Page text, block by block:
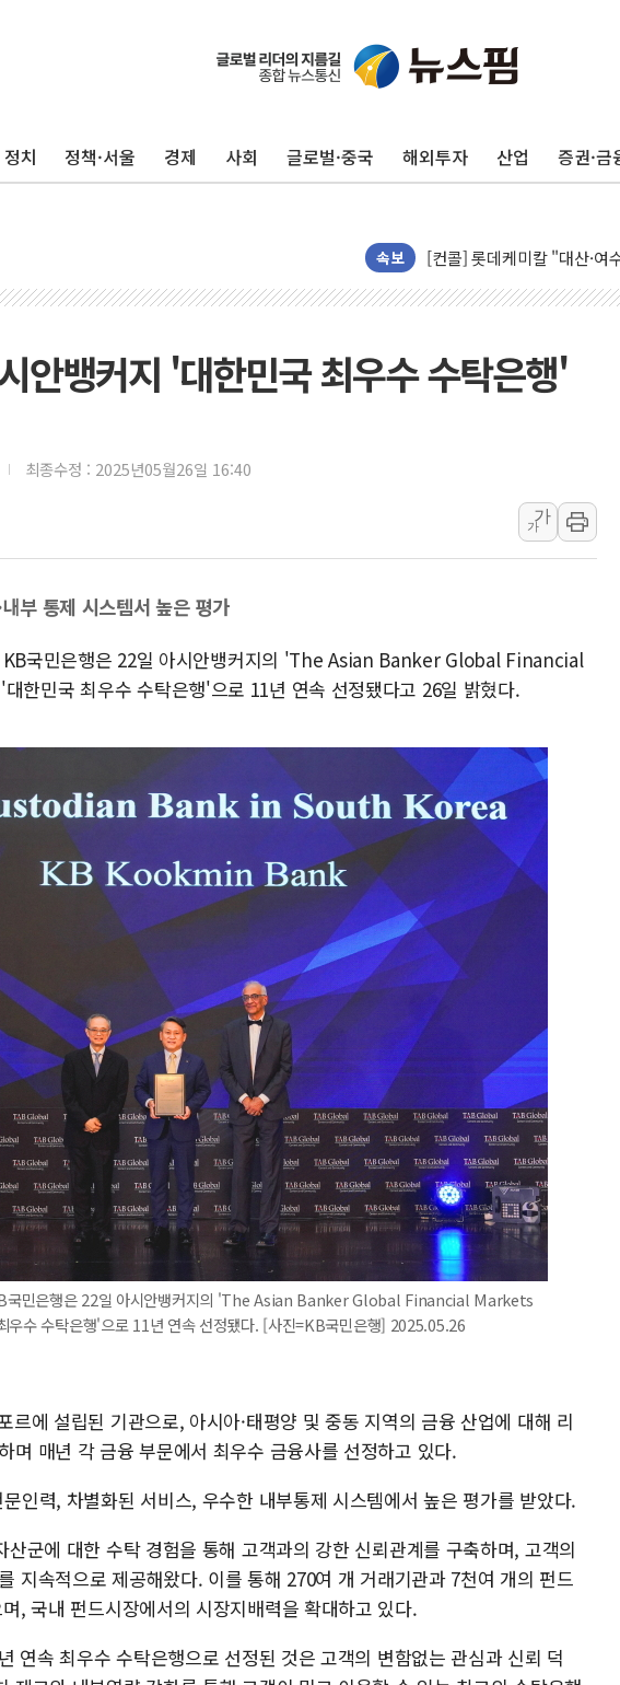
정치 정책·서울 경제 사회 글로벌·중국 해외투자 산업 증권·금
속보
[중국증시 마감]
SK증권, 비대면 고객 대상 '
통합위, 'AI 포용사회'·'청년
[마감시황] 코스피, 7주 연
중수청 임용설명회에 검사
호남반도체 산단 하루 65
[일본 증시] 닛케이, 레이저
외교부, 美 의원들 정통망법
'세기의 거래', 인도 50조원
하나은행, 7일부터 비대면
공진원, 맨시티 선수단에 한
GS25 '소비뇽레몬블랑하이
안뱅커지 '대한민국 최우수 수탁은행'
최종수정 : 2025년05월26일 16:40
가
가
부 통제 시스템서 높은 평가
국민은행은 22일 아시안뱅커지의 'The Asian Banker Global Financial
한민국 최우수 수탁은행'으로 11년 연속 선정됐다고 26일 밝혔다.
국민은행은 22일 아시안뱅커지의 'The Asian Banker Global Financial Markets
수 수탁은행'으로 11년 연속 선정됐다. [사진=KB국민은행] 2025.05.26
르에 설립된 기관으로, 아시아·태평양 및 중동 지역의 금융 산업에 대해 리
며 매년 각 금융 부문에서 최우수 금융사를 선정하고 있다.
인력, 차별화된 서비스, 우수한 내부통제 시스템에서 높은 평가를 받았다.
군에 대한 수탁 경험을 통해 고객과의 강한 신뢰관계를 구축하며, 고객의
지속적으로 제공해왔다. 이를 통해 270여 개 거래기관과 7천여 개의 펀드
, 국내 펀드시장에서의 시장지배력을 확대하고 있다.
연속 최우수 수탁은행으로 선정된 것은 고객의 변함없는 관심과 신뢰 덕